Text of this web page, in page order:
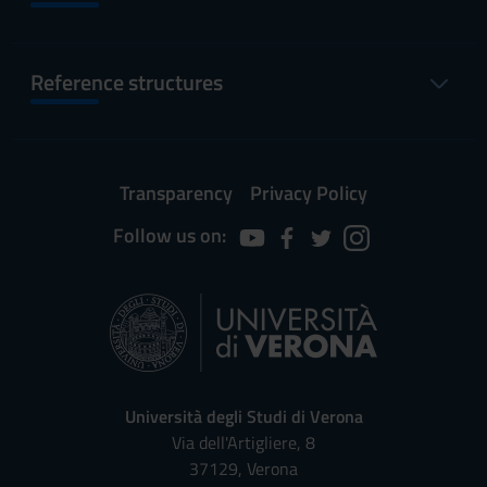
Reference structures
Transparency
Privacy Policy
Follow us on:
Università degli Studi di Verona
Via dell'Artigliere, 8
37129, Verona